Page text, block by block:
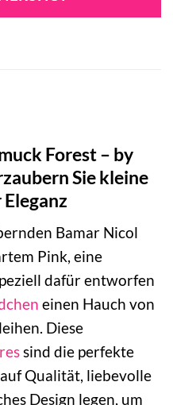
€.
Forest – by
Sie kleine
Bamar Nicol
Pink, eine
dafür entworfen
einen Hauch von
Diese
sind die perfekte
Qualität, liebevolle
Design legen, um